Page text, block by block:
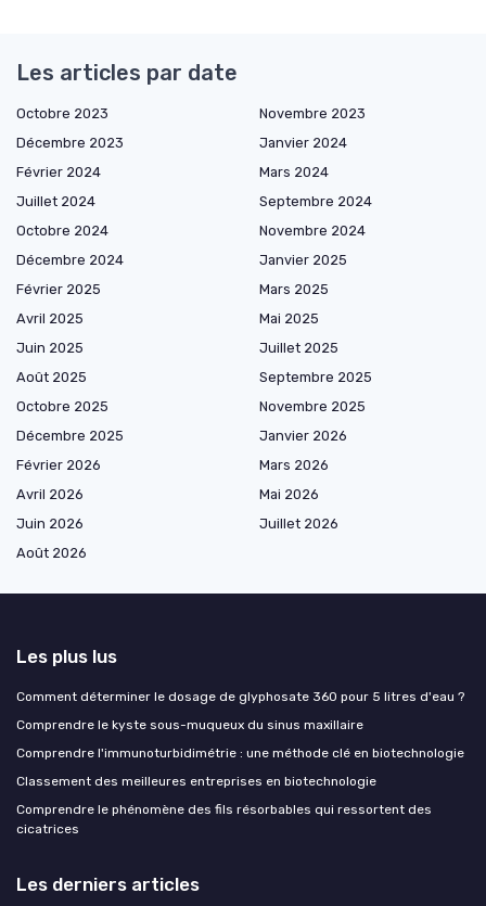
Les articles par date
Octobre 2023
Novembre 2023
Décembre 2023
Janvier 2024
Février 2024
Mars 2024
Juillet 2024
Septembre 2024
Octobre 2024
Novembre 2024
Décembre 2024
Janvier 2025
Février 2025
Mars 2025
Avril 2025
Mai 2025
Juin 2025
Juillet 2025
Août 2025
Septembre 2025
Octobre 2025
Novembre 2025
Décembre 2025
Janvier 2026
Février 2026
Mars 2026
Avril 2026
Mai 2026
Juin 2026
Juillet 2026
Août 2026
Les plus lus
Comment déterminer le dosage de glyphosate 360 pour 5 litres d'eau ?
Comprendre le kyste sous-muqueux du sinus maxillaire
Comprendre l'immunoturbidimétrie : une méthode clé en biotechnologie
Classement des meilleures entreprises en biotechnologie
Comprendre le phénomène des fils résorbables qui ressortent des
cicatrices
Les derniers articles